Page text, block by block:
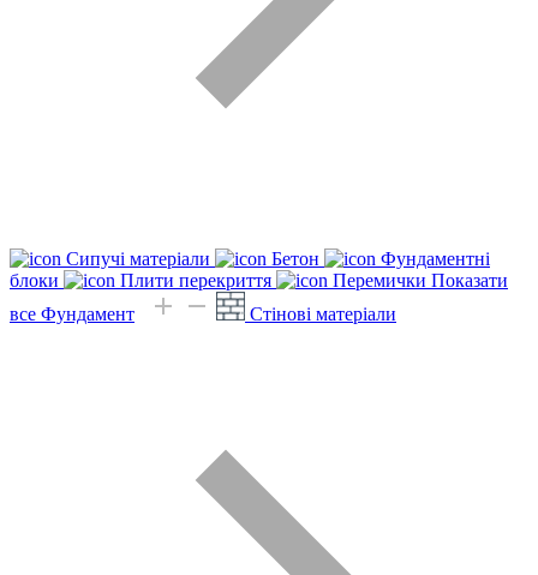
Сипучі матеріали Бетон
Фундаментні
блоки
Плити перекриття Перемички Показати
все Фундамент
Стінові матеріали